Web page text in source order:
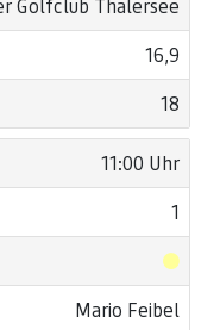
Golfclub Thalersee
16,9
18
11:00 Uhr
1
Mario Feibel